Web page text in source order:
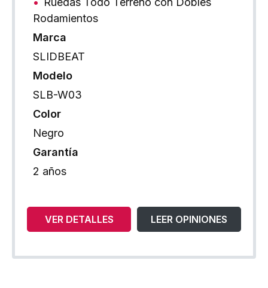
Rodamientos
Marca
SLIDBEAT
Modelo
SLB-W03
Color
Negro
Garantía
2 años
VER DETALLES LEER OPINIONES